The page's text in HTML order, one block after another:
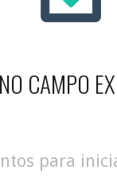
CAMPO
para